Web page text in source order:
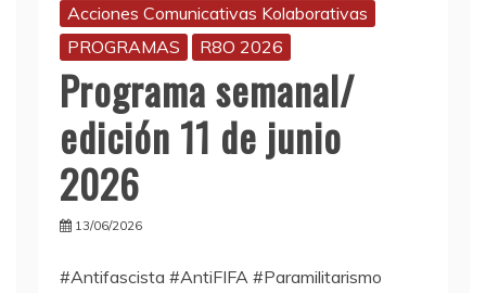
Acciones Comunicativas Kolaborativas
PROGRAMAS
R8O 2026
Programa semanal/
edición 11 de junio
2026
13/06/2026
#Antifascista #AntiFIFA #Paramilitarismo